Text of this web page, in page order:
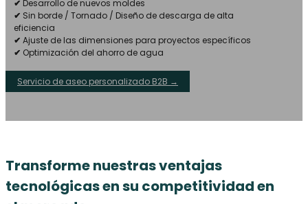
✔ Desarrollo de nuevos moldes
✔ Sin borde / Tornado / Diseño de descarga de alta
eficiencia
✔ Ajuste de las dimensiones para proyectos específicos
✔ Optimización del ahorro de agua
Servicio de aseo personalizado B2B →
Transforme nuestras ventajas
tecnológicas en su competitividad en